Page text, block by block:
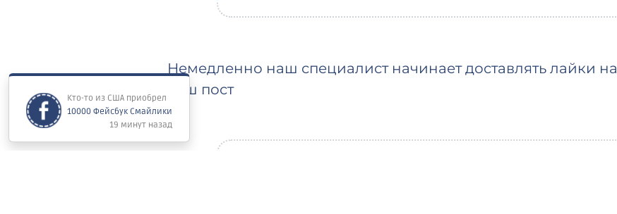
Немедленно наш специалист начинает доставлять лайки на
ваш пост